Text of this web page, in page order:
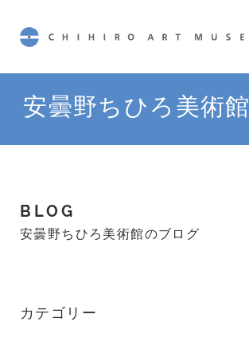
安曇野ちひろ美術館
BLOG
安曇野ちひろ美術館のブログ
カテゴリー